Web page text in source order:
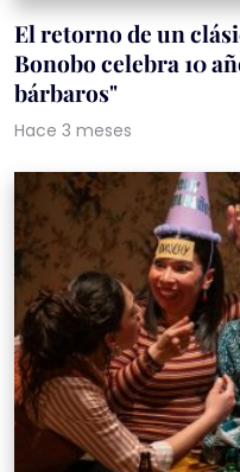
El retorno de un
Bonobo celebra 10
bárbaros"
Hace 3 meses